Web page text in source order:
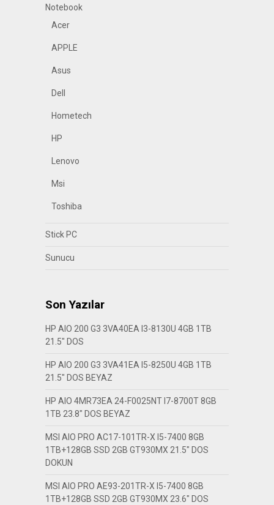
Notebook
Acer
APPLE
Asus
Dell
Hometech
HP
Lenovo
Msi
Toshiba
Stick PC
Sunucu
Son Yazılar
HP AIO 200 G3 3VA40EA I3-8130U 4GB 1TB
21.5″ DOS
HP AIO 200 G3 3VA41EA I5-8250U 4GB 1TB
21.5″ DOS BEYAZ
HP AIO 4MR73EA 24-F0025NT I7-8700T 8GB
1TB 23.8″ DOS BEYAZ
MSI AIO PRO AC17-101TR-X I5-7400 8GB
1TB+128GB SSD 2GB GT930MX 21.5″ DOS
DOKUN
MSI AIO PRO AE93-201TR-X I5-7400 8GB
1TB+128GB SSD 2GB GT930MX 23.6″ DOS